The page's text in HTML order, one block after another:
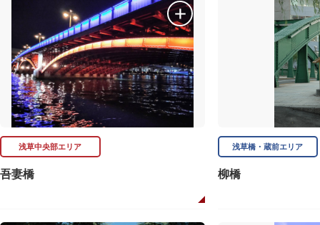
浅草中央部エリア
吾妻橋
浅草橋・蔵前エリア
柳橋